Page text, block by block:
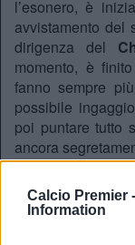
Calcio Premier -
Information
l’esonero, è
avvistamento del
dirigenza del
momento, è
fanno sempre
possibile
poi puntare tutto
ancora
I tifosi
attualmente
questo esonero